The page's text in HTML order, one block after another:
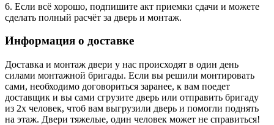
6. Если всё хорошо, подпишите акт приемки сдачи и можете
сделать полный расчёт за дверь и монтаж.
Информация о доставке
Доставка и монтаж двери у нас происходят в один день
силами монтажной бригады. Если вы решили монтировать
сами, необходимо договориться заранее, к вам поедет
доставщик и вы сами сгрузите дверь или отправить бригаду
из 2х человек, чтоб вам выгрузили дверь и помогли поднять
на этаж. Двери тяжелые, один человек может не справиться!